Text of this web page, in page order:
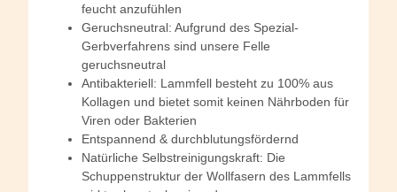
feucht anzufühlen
Geruchsneutral: Aufgrund des Spezial-
Gerbverfahrens sind unsere Felle
geruchsneutral
Antibakteriell: Lammfell besteht zu 100% aus
Kollagen und bietet somit keinen Nährboden für
Viren oder Bakterien
Entspannend & durchblutungsfördernd
Natürliche Selbstreinigungskraft: Die
Schuppenstruktur der Wollfasern des Lammfells